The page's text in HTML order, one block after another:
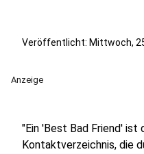
Veröffentlicht: Mittwoch,
Anzeige
"Ein 'Best Bad Friend' ist
Kontaktverzeichnis, die